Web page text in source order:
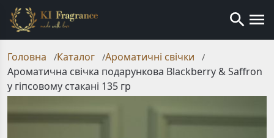
Головна /Каталог /Ароматичні свічки /
Ароматична свічка подарункова Blackberry & Saffron
у гіпсовому стакані 135 гр